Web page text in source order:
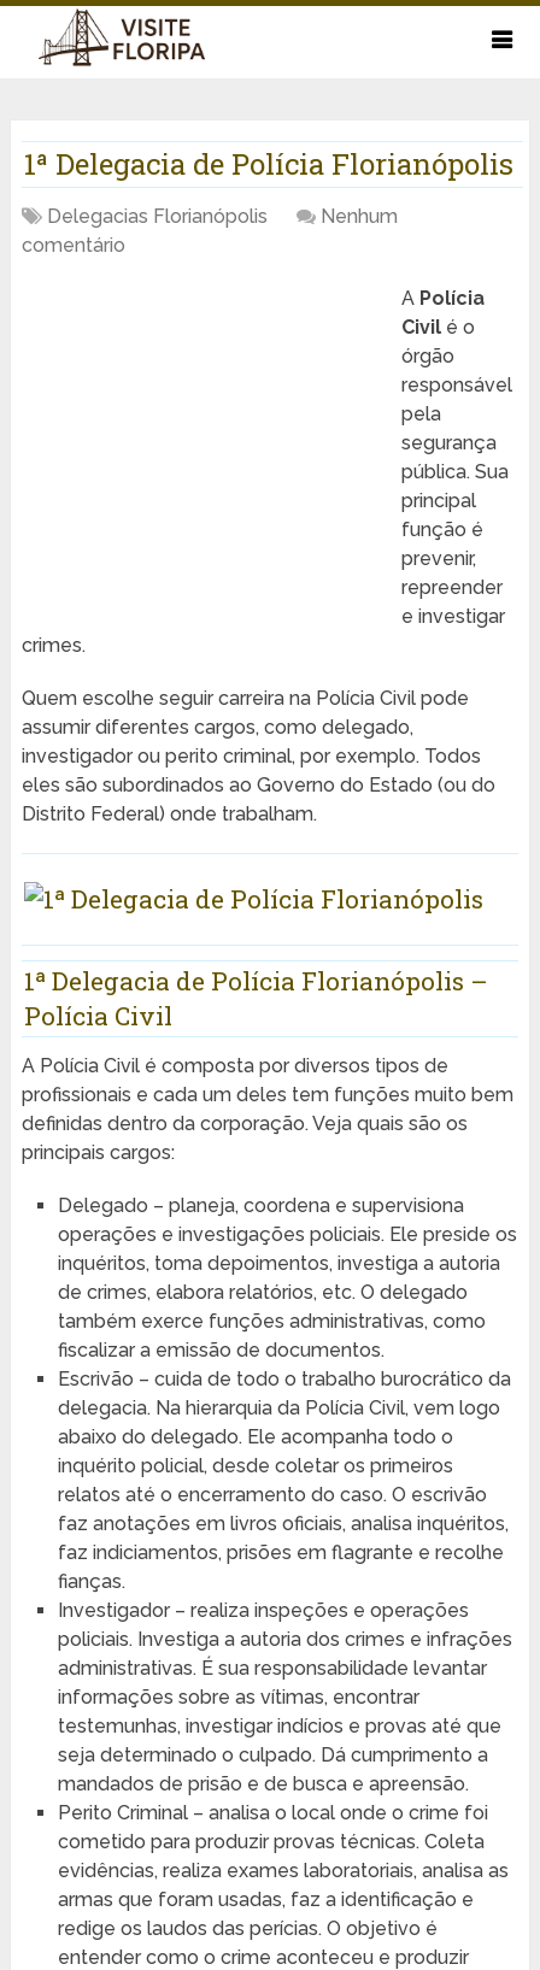
1ª Delegacia de Polícia Florianópolis
Delegacias Florianópolis
Nenhum
comentário
A Polícia
Civilé o
órgão
responsável
pela
segurança
pública. Sua
principal
função é
prevenir,
repreender
e investigar
crimes.
Quem escolhe seguir carreira na Polícia Civil pode
assumir diferentes cargos, como delegado,
investigador ou perito criminal, por exemplo. Todos
eles são subordinados ao Governo do Estado (ou do
Distrito Federal) onde trabalham.
1ª Delegacia de Polícia Florianópolis –
Polícia Civil
A Polícia Civil é composta por diversos tipos de
profissionais e cada um deles tem funções muito bem
definidas dentro da corporação. Veja quais são os
principais cargos:
Delegado – planeja, coordena e supervisiona
operações e investigações policiais. Ele preside os
inquéritos, toma depoimentos, investiga a autoria
de crimes, elabora relatórios, etc. O delegado
também exerce funções administrativas, como
fiscalizar a emissão de documentos.
Escrivão – cuida de todo o trabalho burocrático da
delegacia. Na hierarquia da Polícia Civil, vem logo
abaixo do delegado. Ele acompanha todo o
inquérito policial, desde coletar os primeiros
relatos até o encerramento do caso. O escrivão
faz anotações em livros oficiais, analisa inquéritos,
faz indiciamentos, prisões em flagrante e recolhe
fianças.
Investigador – realiza inspeções e operações
policiais. Investiga a autoria dos crimes e infrações
administrativas. É sua responsabilidade levantar
informações sobre as vítimas, encontrar
testemunhas, investigar indícios e provas até que
seja determinado o culpado. Dá cumprimento a
mandados de prisão e de busca e apreensão.
Perito Criminal – analisa o local onde o crime foi
cometido para produzir provas técnicas. Coleta
evidências, realiza exames laboratoriais, analisa as
armas que foram usadas, faz a identificação e
redige os laudos das perícias. O objetivo é
entender como o crime aconteceu e produzir